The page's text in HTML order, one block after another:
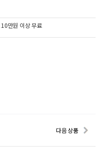
만원 이상 무료
다음 상품